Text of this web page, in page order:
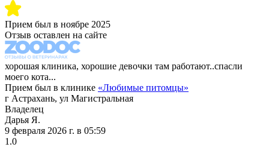
Прием был в ноябре 2025
Отзыв оставлен на сайте
хорошая клиника, хорошие девочки там работают..спасли
моего кота...
Прием был в клинике «Любимые питомцы»
г Астрахань, ул Магистральная
Владелец
Дарья Я.
9 февраля 2026 г. в 05:59
1.0